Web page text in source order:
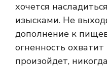
хочется
изысками. Не
дополнение к
огненность
произойдет,